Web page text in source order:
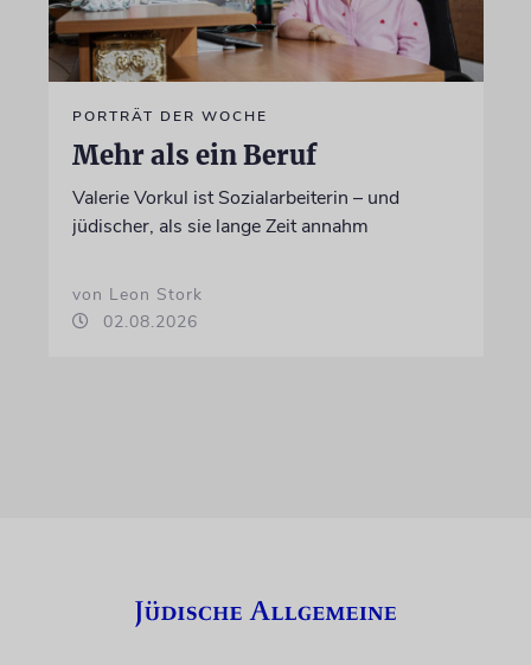
PORTRÄT DER WOCHE
Mehr als ein Beruf
Valerie Vorkul ist Sozialarbeiterin – und
jüdischer, als sie lange Zeit annahm
von Leon Stork
02.08.2026